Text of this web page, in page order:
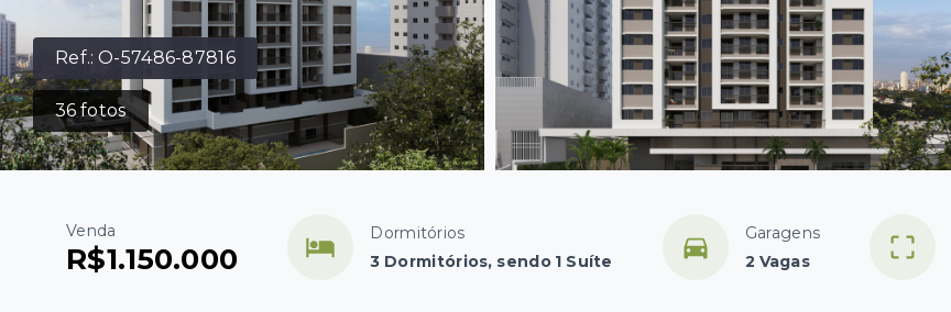
Ref.:O-57486-87816
36 fotos
Venda
R$1.150.000
Dormitórios
3 Dormitórios, sendo 1 Suíte
Garagens
2 Vagas